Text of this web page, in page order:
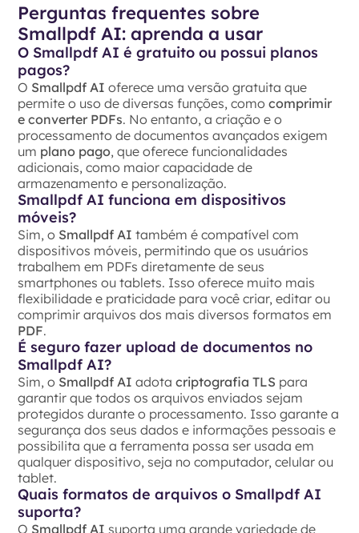
Perguntas frequentes sobre
Smallpdf AI: aprenda a usar
O Smallpdf AI é gratuito ou possui planos
pagos?
O Smallpdf AI oferece uma versão gratuita que
permite o uso de diversas funções, comocomprimir
e converter PDFs. No entanto, a criação e o
processamento de documentos avançados exigem
um plano pago, que oferece funcionalidades
adicionais, como maior capacidade de
armazenamento e personalização.
Smallpdf AI funciona em dispositivos
móveis?
Sim, o Smallpdf AI também é compatível com
dispositivos móveis, permitindo que os usuários
trabalhem em PDFs diretamente de seus
smartphones ou tablets. Isso oferece muito mais
flexibilidade e praticidade para você criar, editar ou
comprimir arquivos dos mais diversos formatos em
PDF.
É seguro fazer upload de documentos no
Smallpdf AI?
Sim, o Smallpdf AI adotacriptografia TLS para
garantir que todos os arquivos enviados sejam
protegidos durante o processamento. Isso garante a
segurança dos seus dados e informações pessoais e
possibilita que a ferramenta possa ser usada em
qualquer dispositivo, seja no computador, celular ou
tablet.
Quais formatos de arquivos o Smallpdf AI
suporta?
O Smallpdf AI suporta uma grande variedade de